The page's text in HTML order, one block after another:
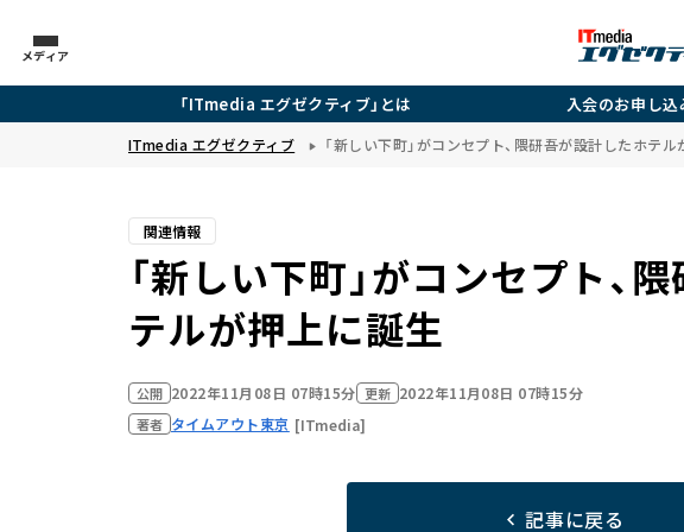
メディア
「ITmedia エグゼクティブ」とは 入会のお申し込
ITmedia エグゼクティブ 「新しい下町」がコンセプト、隈研吾が設計したホテ
関連情報
「新しい下町」がコンセプト、
テルが押上に誕生
公開 2022年11月08日 07時15分 更新 2022年11月08日 07時15分
著者 タイムアウト東京 [ITmedia]
記事に戻る